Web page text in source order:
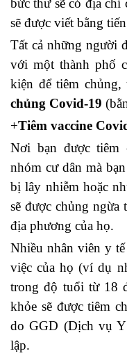
bức thư sẽ có địa
sẽ được viết bằng
Tất cả những người
với một thành phố
kiện để tiêm chủng,
chủng Covid-19
+Tiêm vaccine
Nơi bạn được tiêm
nhóm cư dân mà
bị lây nhiễm hoặc
sẽ được chủng ngừa
địa phương của họ.
Nhiều nhân viên y tế
việc của họ (ví dụ
trong độ tuổi từ 18
khỏe sẽ được tiêm
do GGD (Dịch vụ
lập.